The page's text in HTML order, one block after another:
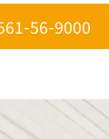
56-9000